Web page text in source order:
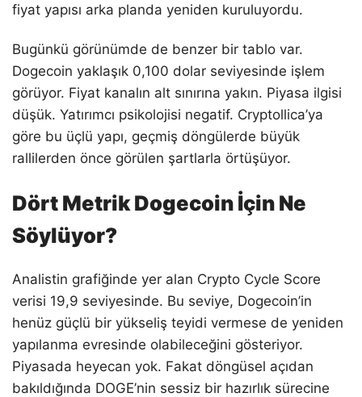
fiyat yapısı arka planda yeniden kuruluyordu.
Bugünkü görünümde de benzer bir tablo var.
Dogecoin yaklaşık 0,100 dolar seviyesinde işlem
görüyor. Fiyat kanalın alt sınırına yakın. Piyasa ilgisi
düşük. Yatırımcı psikolojisi negatif. Cryptollica’ya
göre bu üçlü yapı, geçmiş döngülerde büyük
rallilerden önce görülen şartlarla örtüşüyor.
Dört Metrik Dogecoin İçin Ne
Söylüyor?
Analistin grafiğinde yer alan Crypto Cycle Score
verisi 19,9 seviyesinde. Bu seviye, Dogecoin’in
henüz güçlü bir yükseliş teyidi vermese de yeniden
yapılanma evresinde olabileceğini gösteriyor.
Piyasada heyecan yok. Fakat döngüsel açıdan
bakıldığında DOGE’nin sessiz bir hazırlık sürecine